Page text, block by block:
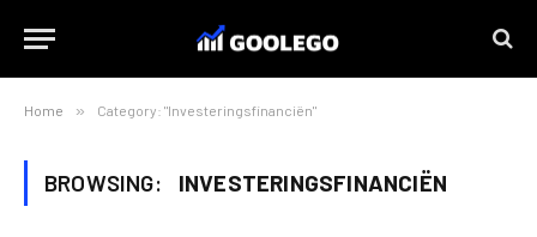
Home » Category: "Investeringsfinanciën"
BROWSING: INVESTERINGSFINANCIËN